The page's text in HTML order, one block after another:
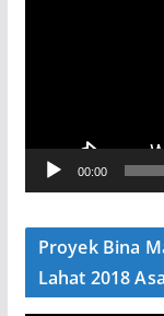
V
e
00:00
Proyek Bina
Lahat 2018